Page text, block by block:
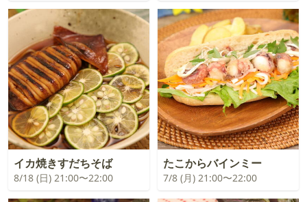
イカ焼きすだちそば
8/18 (日) 21:00〜22:00
たこからバインミー
7/8 (月) 21:00〜22:00